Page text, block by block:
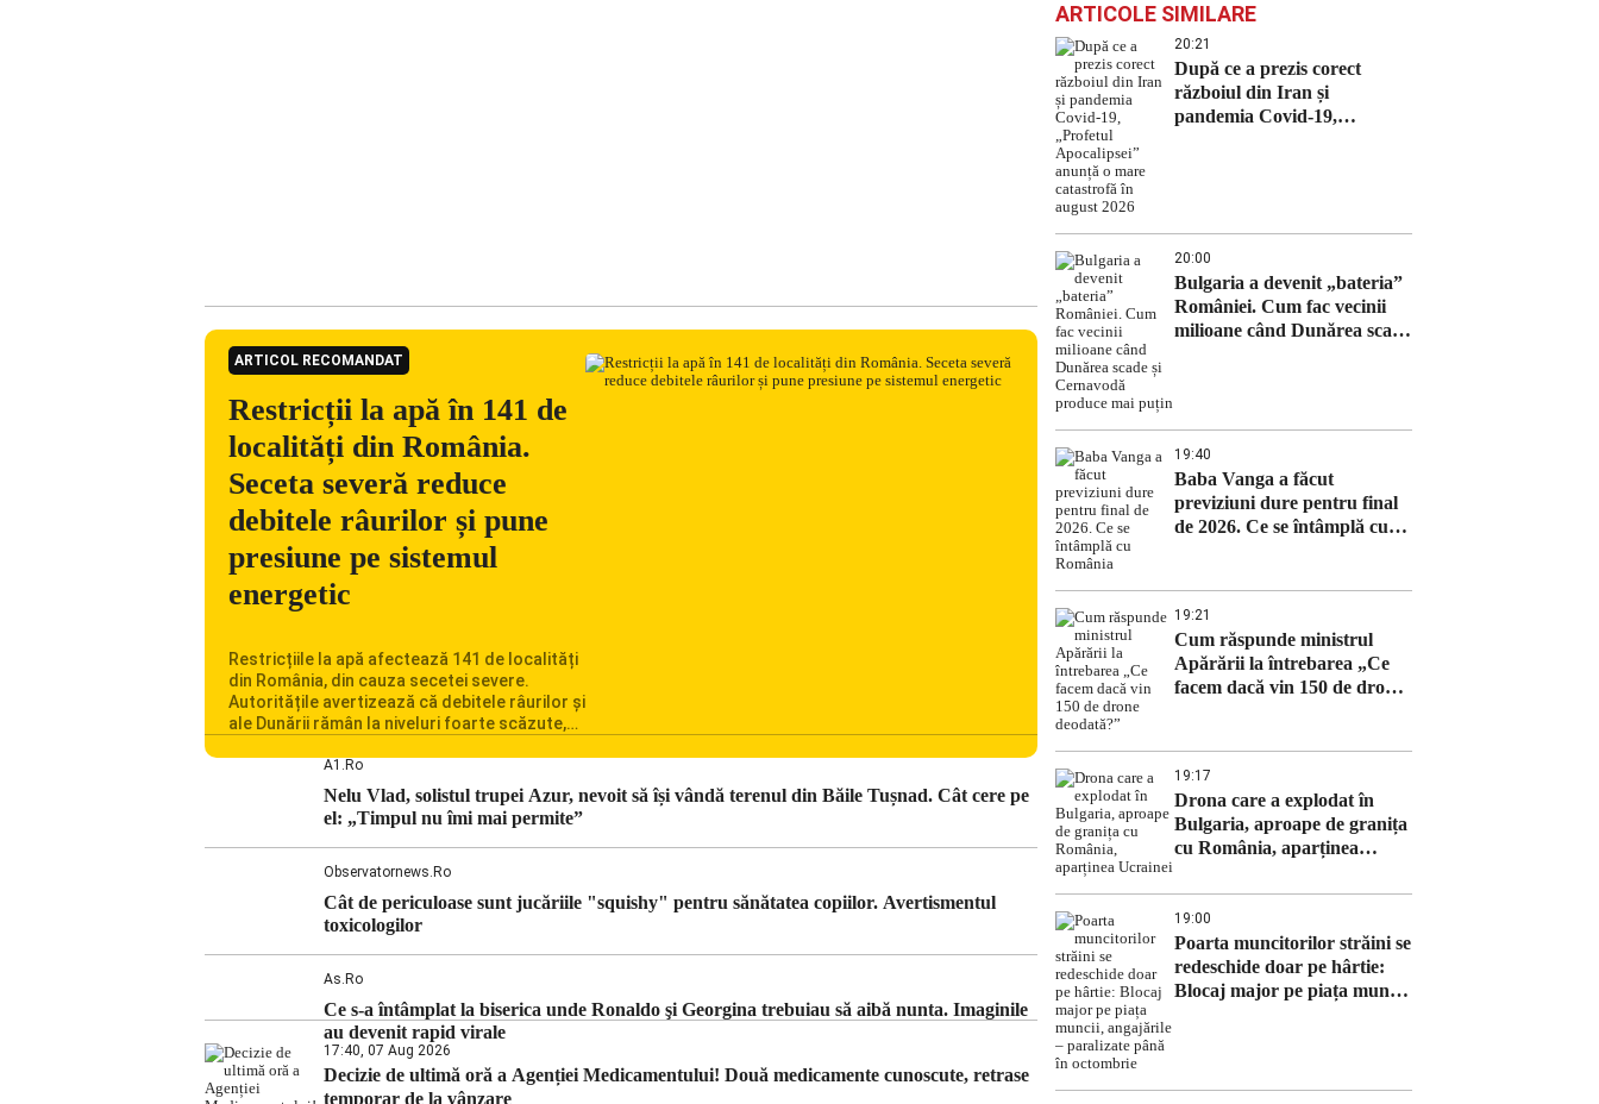
ARTICOL RECOMANDAT
Restricții la apă în 141 de
localități din România.
Seceta severă reduce
debitele râurilor și pune
presiune pe sistemul
energetic
Restricțiile la apă afectează 141 de localități
din România, din cauza secetei severe.
Autoritățile avertizează că debitele râurilor și
ale Dunării rămân la niveluri foarte scăzute,
Centralei Nucleare de la Cernavodă. România
se confruntă cu una dintre cele mai dificile
perioade din punct de vedere hidrologic din
ultimii ani. Lipsa […]
A1.ro
Nelu Vlad, solistul trupei Azur, nevoit să își vândă terenul din Băile Tușnad. Cât cere pe
el: „Timpul nu îmi mai permite”
Observatornews.ro
Cât de periculoase sunt jucăriile "squishy" pentru sănătatea copiilor. Avertismentul
toxicologilor
As.ro
Ce s-a întâmplat la biserica unde Ronaldo şi Georgina trebuiau să aibă nunta. Imaginile
au devenit rapid virale
17:40, 07 Aug 2026
Decizie de ultimă oră a Agenției Medicamentului! Două medicamente cunoscute, retrase
temporar de la vânzare
ARTICOLE SIMILARE
20:21
După ce a prezis corect
războiul din Iran și
pandemia Covid-19,
20:00
Bulgaria a devenit „bateria”
României. Cum fac vecinii
milioane când Dunărea scade
19:40
Baba Vanga a făcut
previziuni dure pentru final
de 2026. Ce se întâmplă cu
19:21
Cum răspunde ministrul
Apărării la întrebarea „Ce
facem dacă vin 150 de drone
19:17
Drona care a explodat în
Bulgaria, aproape de granița
cu România, aparținea
19:00
Poarta muncitorilor străini se
redeschide doar pe hârtie:
Blocaj major pe piața muncii,